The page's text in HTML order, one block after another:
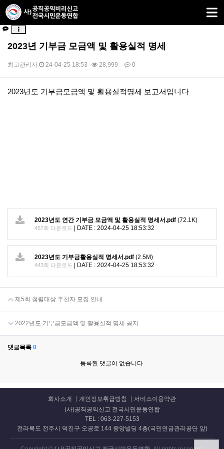
2023년 기부금 모금액 및 활용실적 명세
최고관리자 24-04-25 18:53 28,999 0
본문
2023년도 기부금모금액 및 활용실적명세 보고서입니다
2023년도 연간 기부금 모금액 및 활용실적 명세서.pdf (72.1K)
457회 다운로드 DATE : 2024-04-25 18:53:32
2023년도 기부금활용실적 명세서.pdf (2.5M)
443회 다운로드 DATE : 2024-04-25 18:53:32
제5회 청렴대상 추천자 모집 안내
2022년도 기부금모금액 및 활용실적 명세 공지
댓글목록 0
등록된 댓글이 없습니다.
회사소개 개인정보취급방침
서비스이용약관
(사)공직공익신고 전국시민운동연합
TEL : 063-227-5153
전라북도 전주시 덕진구 오공로 144 중앙빌딩 4층(국민연금관리공단 앞)